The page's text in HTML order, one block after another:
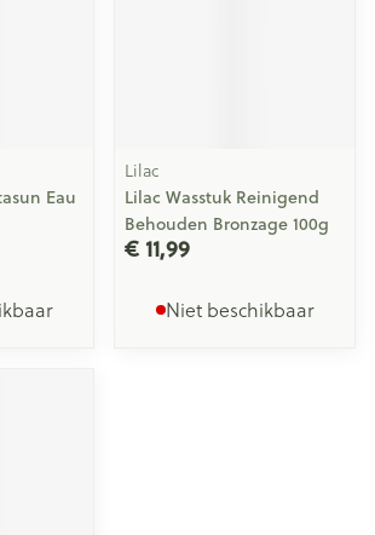
Eau
Lilac
Lilac Wasstuk Reinigend
Behouden Bronzage 100g
€ 11,99
Niet beschikbaar